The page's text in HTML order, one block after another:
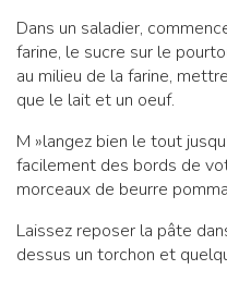
Dans un saladier,
farine, le sucre sur le
au milieu de la farine,
que le lait et un oeuf.
M »langez bien le tout
facilement des bords de
morceaux de beurre
Laissez reposer la pâte
dessus un torchon et